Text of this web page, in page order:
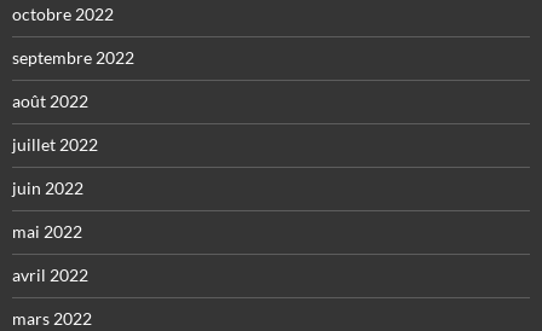
octobre 2022
septembre 2022
août 2022
juillet 2022
juin 2022
mai 2022
avril 2022
mars 2022